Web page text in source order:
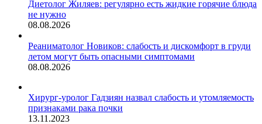
Диетолог Жиляев: регулярно есть жидкие горячие блюда
не нужно
08.08.2026
Реаниматолог Новиков: слабость и дискомфорт в груди
летом могут быть опасными симптомами
08.08.2026
Хирург-уролог Гадзиян назвал слабость и утомляемость
признаками рака почки
13.11.2023